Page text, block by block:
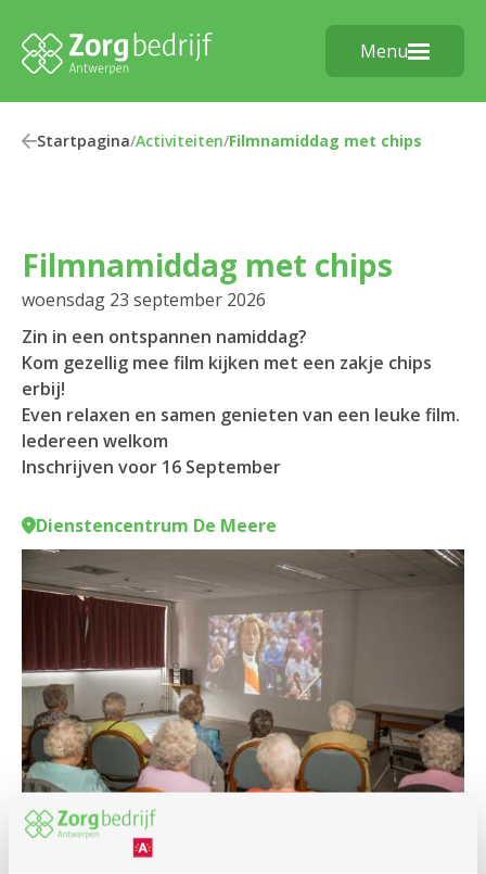
Menu
Startpagina/Activiteiten/Filmnamiddag met chips
Filmnamiddag met chips
woensdag 23 september 2026
Zin in een ontspannen namiddag?
Kom gezellig mee film kijken met een zakje chips
erbij!
Even relaxen en samen genieten van een leuke film.
Iedereen welkom
Inschrijven voor 16 September
Dienstencentrum De Meere